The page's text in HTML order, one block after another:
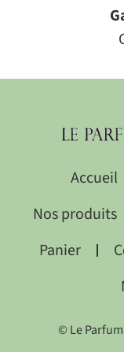
Accueil
Nos produits
Panier
© Le